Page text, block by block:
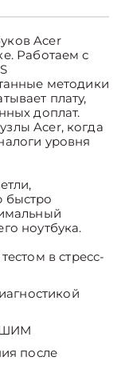
Acer
Работаем с
методики
плату,
доплат.
Acer, когда
уровня
быстро
ноутбука.
в стресс-
ШИМ
после